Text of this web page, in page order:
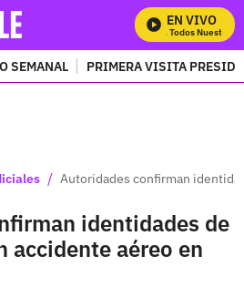
EN VIVO
Mira Todos Nuestros
SEMANAL PRIMERA VISITA
/ Autoridades confirman
identidades de
accidente aéreo en